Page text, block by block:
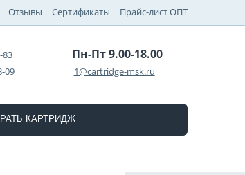
Отзывы Сертификаты Прайс-лист ОПТ
83
09
Пн-Пт 9.00-18.00
1@cartridge-msk.ru
КАРТРИДЖ